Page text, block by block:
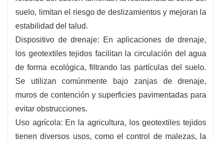
suelo, limitan el riesgo de deslizamientos y mejoran la
estabilidad del talud.
Dispositivo de drenaje: En aplicaciones de drenaje,
los geotextiles tejidos facilitan la circulación del agua
de forma ecológica, filtrando las partículas del suelo.
Se utilizan comúnmente bajo zanjas de drenaje,
muros de contención y superficies pavimentadas para
evitar obstrucciones.
Uso agrícola: En la agricultura, los geotextiles tejidos
tienen diversos usos, como el control de malezas, la